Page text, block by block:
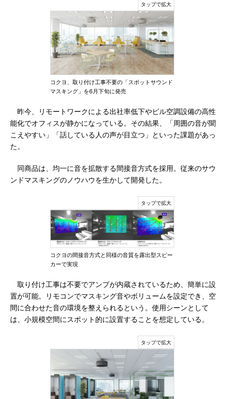
コクヨ、取り付け工事不要の「スポットサウンド
マスキング」を6月下旬に発売
昨今、リモートワークによる出社率低下やビル空調設備の高性
能化でオフィスが静かになっている。その結果、「周囲の音が聞
こえやすい」「話している人の声が目立つ」といった課題があっ
た。
同商品は、均一に音を拡散する間接音方式を採用。従来のサウ
ンドマスキングのノウハウを生かして開発した。
コクヨの間接音方式と同様の音質を露出型スピー
カーで実現
取り付け工事は不要でアンプが内蔵されているため、簡単に設
置が可能。リモコンでマスキング音やボリュームを設定でき、空
間に合わせた音の環境を整えられるという。使用シーンとして
は、小規模空間にスポット的に設置することを想定している。